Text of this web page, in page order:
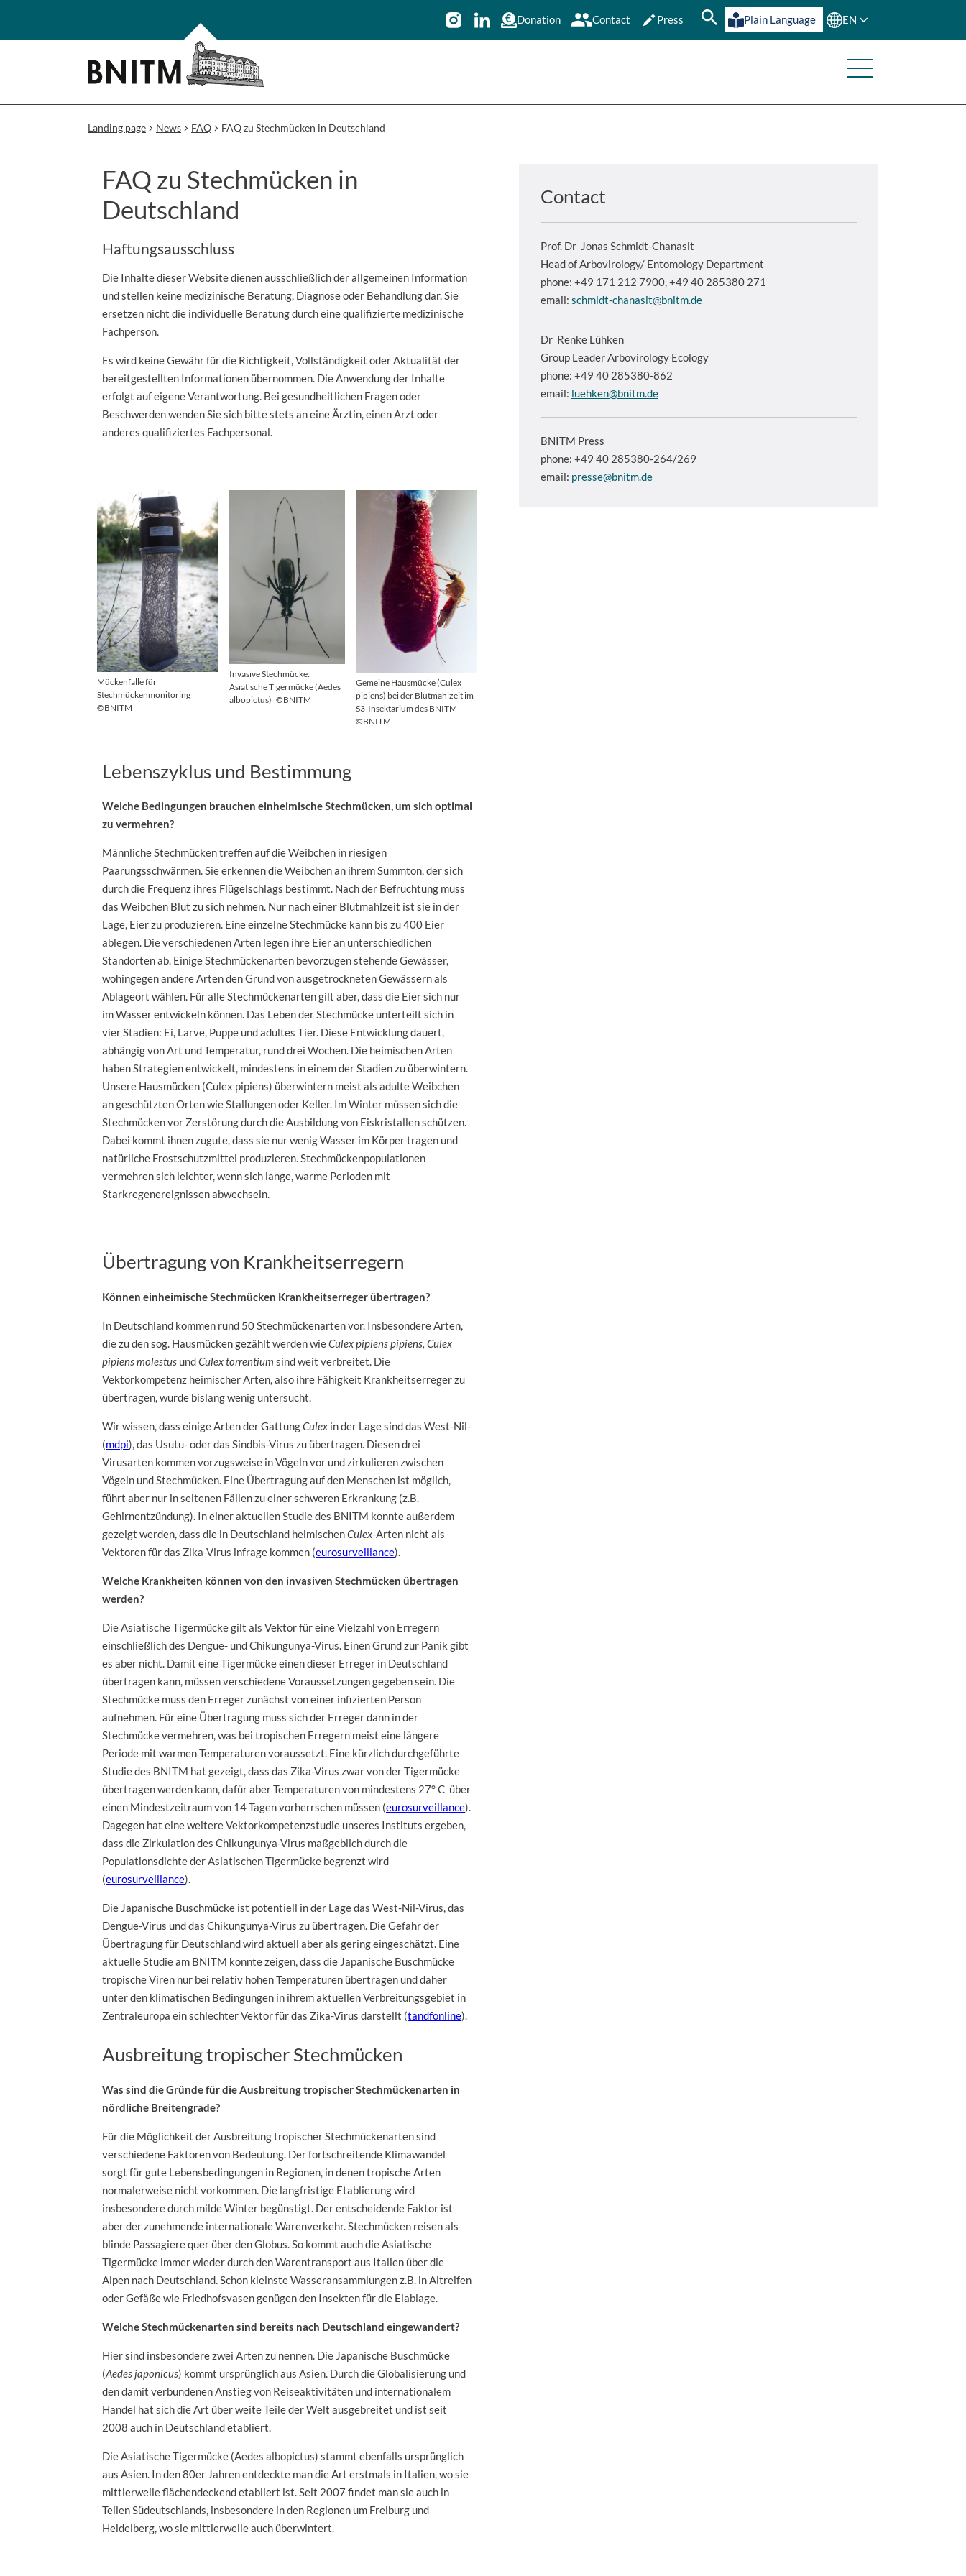
Donation Contact Press Plain Language EN
Landing page News FAQ FAQ zu Stechmücken in Deutschland
FAQ zu Stechmücken in
Deutschland
Haftungsausschluss
Die Inhalte dieser Website dienen ausschließlich der allgemeinen Information
und stellen keine medizinische Beratung, Diagnose oder Behandlung dar. Sie
ersetzen nicht die individuelle Beratung durch eine qualifizierte medizinische
Fachperson.
Es wird keine Gewähr für die Richtigkeit, Vollständigkeit oder Aktualität der
bereitgestellten Informationen übernommen. Die Anwendung der Inhalte
erfolgt auf eigene Verantwortung. Bei gesundheitlichen Fragen oder
Beschwerden wenden Sie sich bitte stets an eine Ärztin, einen Arzt oder
anderes qualifiziertes Fachpersonal.
Mückenfalle für
Stechmückenmonitoring
©BNITM
Invasive Stechmücke:
Asiatische Tigermücke (Aedes
albopictus) ©BNITM
Gemeine Hausmücke (Culex
pipiens) bei der Blutmahlzeit im
S3-Insektarium des BNITM
©BNITM
Lebenszyklus und Bestimmung
Welche Bedingungen brauchen einheimische Stechmücken, um sich optimal
zu vermehren?
Männliche Stechmücken treffen auf die Weibchen in riesigen
Paarungsschwärmen. Sie erkennen die Weibchen an ihrem Summton, der sich
durch die Frequenz ihres Flügelschlags bestimmt. Nach der Befruchtung muss
das Weibchen Blut zu sich nehmen. Nur nach einer Blutmahlzeit ist sie in der
Lage, Eier zu produzieren. Eine einzelne Stechmücke kann bis zu 400 Eier
ablegen. Die verschiedenen Arten legen ihre Eier an unterschiedlichen
Standorten ab. Einige Stechmückenarten bevorzugen stehende Gewässer,
wohingegen andere Arten den Grund von ausgetrockneten Gewässern als
Ablageort wählen. Für alle Stechmückenarten gilt aber, dass die Eier sich nur
im Wasser entwickeln können. Das Leben der Stechmücke unterteilt sich in
vier Stadien: Ei, Larve, Puppe und adultes Tier. Diese Entwicklung dauert,
abhängig von Art und Temperatur, rund drei Wochen. Die heimischen Arten
haben Strategien entwickelt, mindestens in einem der Stadien zu überwintern.
Unsere Hausmücken (Culex pipiens) überwintern meist als adulte Weibchen
an geschützten Orten wie Stallungen oder Keller. Im Winter müssen sich die
Stechmücken vor Zerstörung durch die Ausbildung von Eiskristallen schützen.
Dabei kommt ihnen zugute, dass sie nur wenig Wasser im Körper tragen und
natürliche Frostschutzmittel produzieren. Stechmückenpopulationen
vermehren sich leichter, wenn sich lange, warme Perioden mit
Starkregenereignissen abwechseln.
Übertragung von Krankheitserregern
Können einheimische Stechmücken Krankheitserreger übertragen?
In Deutschland kommen rund 50 Stechmückenarten vor. Insbesondere Arten,
die zu den sog. Hausmücken gezählt werden wieCulex pipiens pipiens, Culex
pipiens molestus undCulex torrentium sind weit verbreitet. Die
Vektorkompetenz heimischer Arten, also ihre Fähigkeit Krankheitserreger zu
übertragen, wurde bislang wenig untersucht.
Wir wissen, dass einige Arten der GattungCulex in der Lage sind das West-Nil-
(mdpi), das Usutu- oder das Sindbis-Virus zu übertragen. Diesen drei
Virusarten kommen vorzugsweise in Vögeln vor und zirkulieren zwischen
Vögeln und Stechmücken. Eine Übertragung auf den Menschen ist möglich,
führt aber nur in seltenen Fällen zu einer schweren Erkrankung (z.B.
Gehirnentzündung). In einer aktuellen Studie des BNITM konnte außerdem
gezeigt werden, dass die in Deutschland heimischenCulex-Arten nicht als
Vektoren für das Zika-Virus infrage kommen (eurosurveillance).
Welche Krankheiten können von den invasiven Stechmücken übertragen
werden?
Die Asiatische Tigermücke gilt als Vektor für eine Vielzahl von Erregern
einschließlich des Dengue- und Chikungunya-Virus. Einen Grund zur Panik gibt
es aber nicht. Damit eine Tigermücke einen dieser Erreger in Deutschland
übertragen kann, müssen verschiedene Voraussetzungen gegeben sein. Die
Stechmücke muss den Erreger zunächst von einer infizierten Person
aufnehmen. Für eine Übertragung muss sich der Erreger dann in der
Stechmücke vermehren, was bei tropischen Erregern meist eine längere
Periode mit warmen Temperaturen voraussetzt. Eine kürzlich durchgeführte
Studie des BNITM hat gezeigt, dass das Zika-Virus zwar von der Tigermücke
übertragen werden kann, dafür aber Temperaturen von mindestens 27° C über
einen Mindestzeitraum von 14 Tagen vorherrschen müssen (eurosurveillance).
Dagegen hat eine weitere Vektorkompetenzstudie unseres Instituts ergeben,
dass die Zirkulation des Chikungunya-Virus maßgeblich durch die
Populationsdichte der Asiatischen Tigermücke begrenzt wird
(eurosurveillance).
Die Japanische Buschmücke ist potentiell in der Lage das West-Nil-Virus, das
Dengue-Virus und das Chikungunya-Virus zu übertragen. Die Gefahr der
Übertragung für Deutschland wird aktuell aber als gering eingeschätzt. Eine
aktuelle Studie am BNITM konnte zeigen, dass die Japanische Buschmücke
tropische Viren nur bei relativ hohen Temperaturen übertragen und daher
unter den klimatischen Bedingungen in ihrem aktuellen Verbreitungsgebiet in
Zentraleuropa ein schlechter Vektor für das Zika-Virus darstellt (tandfonline).
Ausbreitung tropischer Stechmücken
Was sind die Gründe für die Ausbreitung tropischer Stechmückenarten in
nördliche Breitengrade?
Für die Möglichkeit der Ausbreitung tropischer Stechmückenarten sind
verschiedene Faktoren von Bedeutung. Der fortschreitende Klimawandel
sorgt für gute Lebensbedingungen in Regionen, in denen tropische Arten
normalerweise nicht vorkommen. Die langfristige Etablierung wird
insbesondere durch milde Winter begünstigt. Der entscheidende Faktor ist
aber der zunehmende internationale Warenverkehr. Stechmücken reisen als
blinde Passagiere quer über den Globus. So kommt auch die Asiatische
Tigermücke immer wieder durch den Warentransport aus Italien über die
Alpen nach Deutschland. Schon kleinste Wasseransammlungen z.B. in Altreifen
oder Gefäße wie Friedhofsvasen genügen den Insekten für die Eiablage.
Welche Stechmückenarten sind bereits nach Deutschland eingewandert?
Hier sind insbesondere zwei Arten zu nennen. Die Japanische Buschmücke
(Aedes japonicus) kommt ursprünglich aus Asien. Durch die Globalisierung und
den damit verbundenen Anstieg von Reiseaktivitäten und internationalem
Handel hat sich die Art über weite Teile der Welt ausgebreitet und ist seit
2008 auch in Deutschland etabliert.
Die Asiatische Tigermücke (Aedes albopictus) stammt ebenfalls ursprünglich
aus Asien. In den 80er Jahren entdeckte man die Art erstmals in Italien, wo sie
mittlerweile flächendeckend etabliert ist. Seit 2007 findet man sie auch in
Teilen Südeutschlands, insbesondere in den Regionen um Freiburg und
Heidelberg, wo sie mittlerweile auch überwintert.
Contact
Prof. Dr Jonas Schmidt-Chanasit
Head of Arbovirology/ Entomology Department
phone: +49 171 212 7900, +49 40 285380 271
email: schmidt-chanasit@bnitm.de
Dr Renke Lühken
Group Leader Arbovirology Ecology
phone: +49 40 285380-862
email: luehken@bnitm.de
BNITM Press
phone: +49 40 285380-264/269
email: presse@bnitm.de